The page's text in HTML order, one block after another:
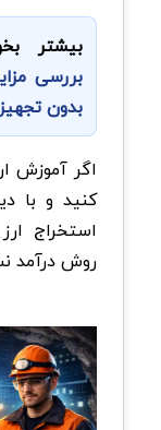
بیشتر
بررسی
بدون
اگر آموزش
کنید و با
استخراج
روش درآمد